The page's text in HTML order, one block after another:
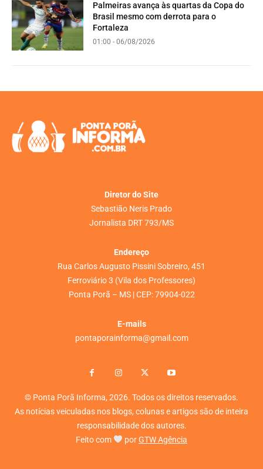
Palmeiras avança às quartas da Copa do
Brasil mesmo com derrota para o
Fortaleza
01:00 - 06/08/2026
Diretor do Site
Sebastião Neris Prado
Jornalista DRT 793/MS
Endereço
Rua Carlos Augusto Pissini Sobreiro, 451
Ferroviário 3 (Vila dos Professores)
Ponta Porã – MS | CEP: 79904-022
E-mails
pontaporainforma@gmail.com
© Ponta Porã Informa, 2026. Todos os direitos reservados.
As notícias veiculadas nos blogs, colunas e artigos são de inteira
responsabilidade dos autores.
Feito com
porGTW Agência